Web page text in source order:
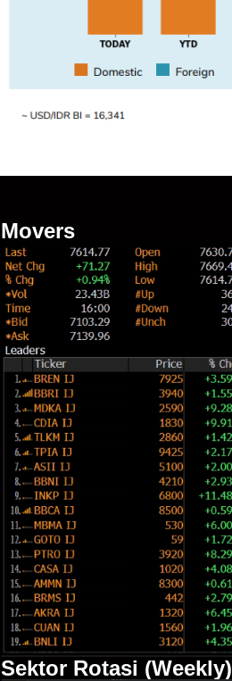
Movers
Sektor Rotasi (Weekly)